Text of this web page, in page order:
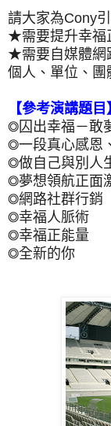
請大家為Cony
★需要提升幸福
★需要自媒體網
個人、單位、團
【參考演講題目
◎囚出幸福－敢
◎一段真心感恩
◎做自己與別人
◎夢想領航正面
◎網路社群行銷
◎幸福人脈術
◎幸福正能量
◎全新的你